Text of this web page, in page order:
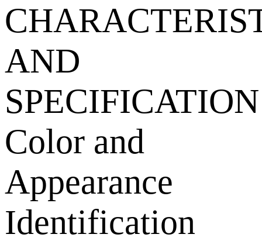
AND
SPECIFICATION
Color and
Appearance
Identification